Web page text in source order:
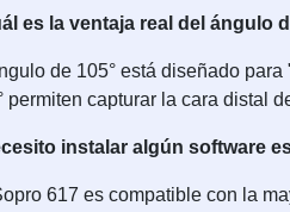
es la ventaja real del ángulo
de 105° está diseñado
permiten capturar la cara distal
instalar algún software
617 es compatible con la